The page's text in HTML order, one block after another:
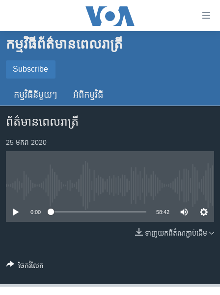
គេហទំព័រ​
ទាក់ទង
រំលង​
ទំព័រ​
ព័ត៌មាន​​
តែ​
ម្តង
រចនា
ចូល​
កម្ពុជា
អន្តរជាតិ
ចិន
ហេឡូវីអូអេ
កម្ពុជាច្នៃប្រតិដ្ឋ
កម្មវិធីទាំងអស់
បណ្តាញ​សង្គម
កម្មវិធី​ព័ត៌មាន​ពេលរាត្រី
Subscribe
SUBSCRIBE
YouTube Music
កម្មវិធី​នីមួយៗ អំពី​កម្មវិធី​
ព័ត៌មានពេលរាត្រី
25 មករា 2020
0:00 58:42
ទាញ​យក​ពី​តំណភ្ជាប់​ដើម
ចែករំលែក